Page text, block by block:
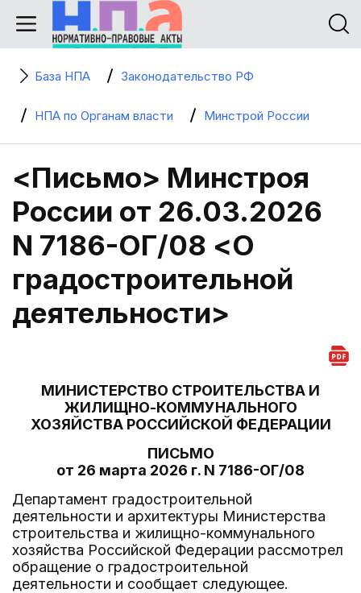
База НПА Законодательство РФ
НПА по Органам власти Минстрой России
<Письмо> Минстроя
России от 26.03.2026
N 7186-ОГ/08 <О
градостроительной
деятельности>
МИНИСТЕРСТВО СТРОИТЕЛЬСТВА И
ЖИЛИЩНО-КОММУНАЛЬНОГО
ХОЗЯЙСТВА РОССИЙСКОЙ ФЕДЕРАЦИИ
ПИСЬМО
от 26 марта 2026 г. N 7186-ОГ/08
Департамент градостроительной
деятельности и архитектуры Министерства
строительства и жилищно-коммунального
хозяйства Российской Федерации рассмотрел
обращение о градостроительной
деятельности и сообщает следующее.